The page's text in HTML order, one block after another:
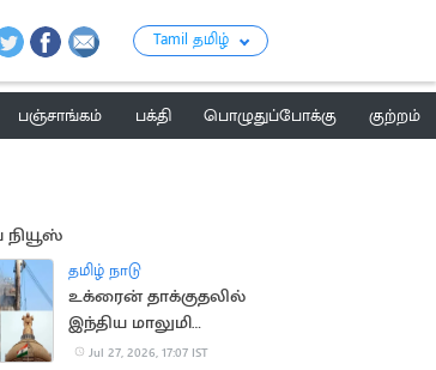
Tamil தமிழ்
பஞ்சாங்கம் பக்தி பொழுதுப்போக்கு
குற்றம்
நியூஸ்
தமிழ் நாடு
உக்ரைன் தாக்குதலில்
இந்திய மாலுமி
உயிரிழப்பு: உக்ரைன்
Jul 27, 2026, 17:07 IST